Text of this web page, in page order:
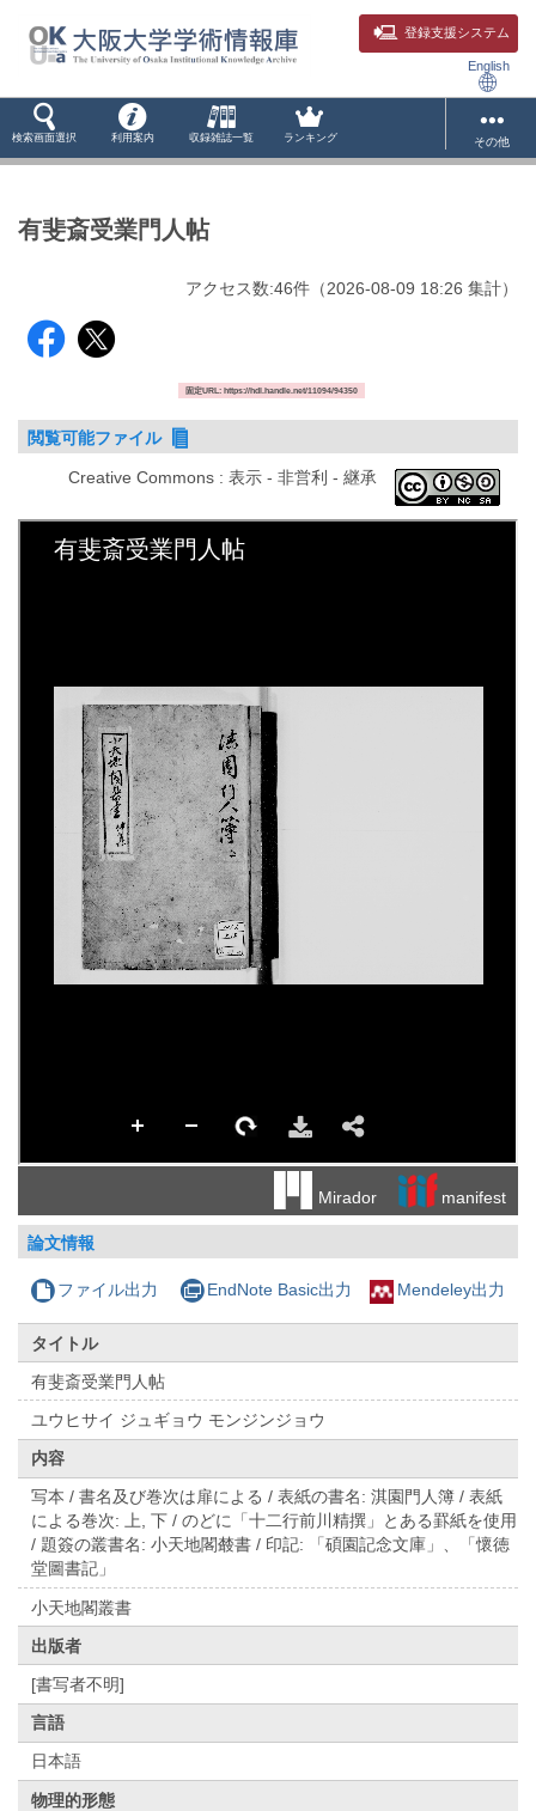
登録支援システム
English
検索画面選択 利用案内 収録雑誌一覧 ランキング その他
有斐斎受業門人帖
アクセス数:46件 （2026-08-09 18:26 集計）
固定URL: https://hdl.handle.net/11094/94350
閲覧可能ファイル
Creative Commons : 表示 - 非営利 - 継承
Mirador manifest
論文情報
ファイル出力 EndNote Basic出力 Mendeley出力
タイトル
有斐斎受業門人帖
ユウヒサイ ジュギョウ モンジンジョウ
内容
写本 / 書名及び巻次は扉による / 表紙の書名: 淇園門人簿 / 表紙
による巻次: 上, 下 / のどに「十二行前川精撰」とある罫紙を使用
/ 題簽の叢書名: 小天地閣樷書 / 印記: 「碩園記念文庫」、「懷徳
堂圖書記」
小天地閣叢書
出版者
[書写者不明]
言語
日本語
物理的形態